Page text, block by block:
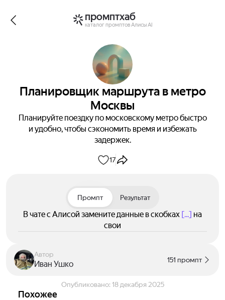
промптхаб
каталог промптов Алисы AI
Планировщик маршрута в метро
Москвы
Планируйте поездку по московскому метро быстро
и удобно, чтобы сэкономить время и избежать
задержек.
17
Промпт Результат
В чате с Алисой замените данные в скобках [...] на
свои
Автор
Иван Ушко 151 промпт
Опубликовано: 18 декабря 2025
Похожее